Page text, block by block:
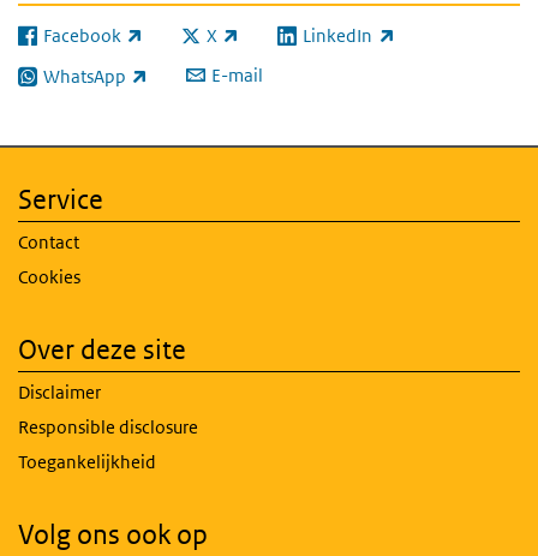
Facebook
(externe link) X
(externe link) LinkedIn
(externe link)
WhatsApp
(externe link) E-mail
Service
Contact
Cookies
Over deze site
Disclaimer
Responsible disclosure
Toegankelijkheid
Volg ons ook op